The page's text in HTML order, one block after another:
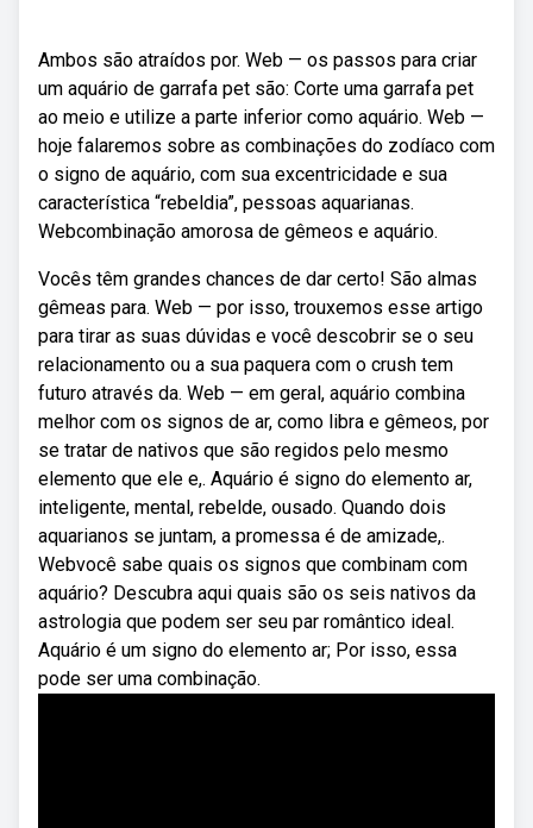
Ambos são atraídos por. Web — os passos para criar
um aquário de garrafa pet são: Corte uma garrafa pet
ao meio e utilize a parte inferior como aquário. Web —
hoje falaremos sobre as combinações do zodíaco com
o signo de aquário, com sua excentricidade e sua
característica “rebeldia”, pessoas aquarianas.
Webcombinação amorosa de gêmeos e aquário.
Vocês têm grandes chances de dar certo! São almas
gêmeas para. Web — por isso, trouxemos esse artigo
para tirar as suas dúvidas e você descobrir se o seu
relacionamento ou a sua paquera com o crush tem
futuro através da. Web — em geral, aquário combina
melhor com os signos de ar, como libra e gêmeos, por
se tratar de nativos que são regidos pelo mesmo
elemento que ele e,. Aquário é signo do elemento ar,
inteligente, mental, rebelde, ousado. Quando dois
aquarianos se juntam, a promessa é de amizade,.
Webvocê sabe quais os signos que combinam com
aquário? Descubra aqui quais são os seis nativos da
astrologia que podem ser seu par romântico ideal.
Aquário é um signo do elemento ar; Por isso, essa
pode ser uma combinação.